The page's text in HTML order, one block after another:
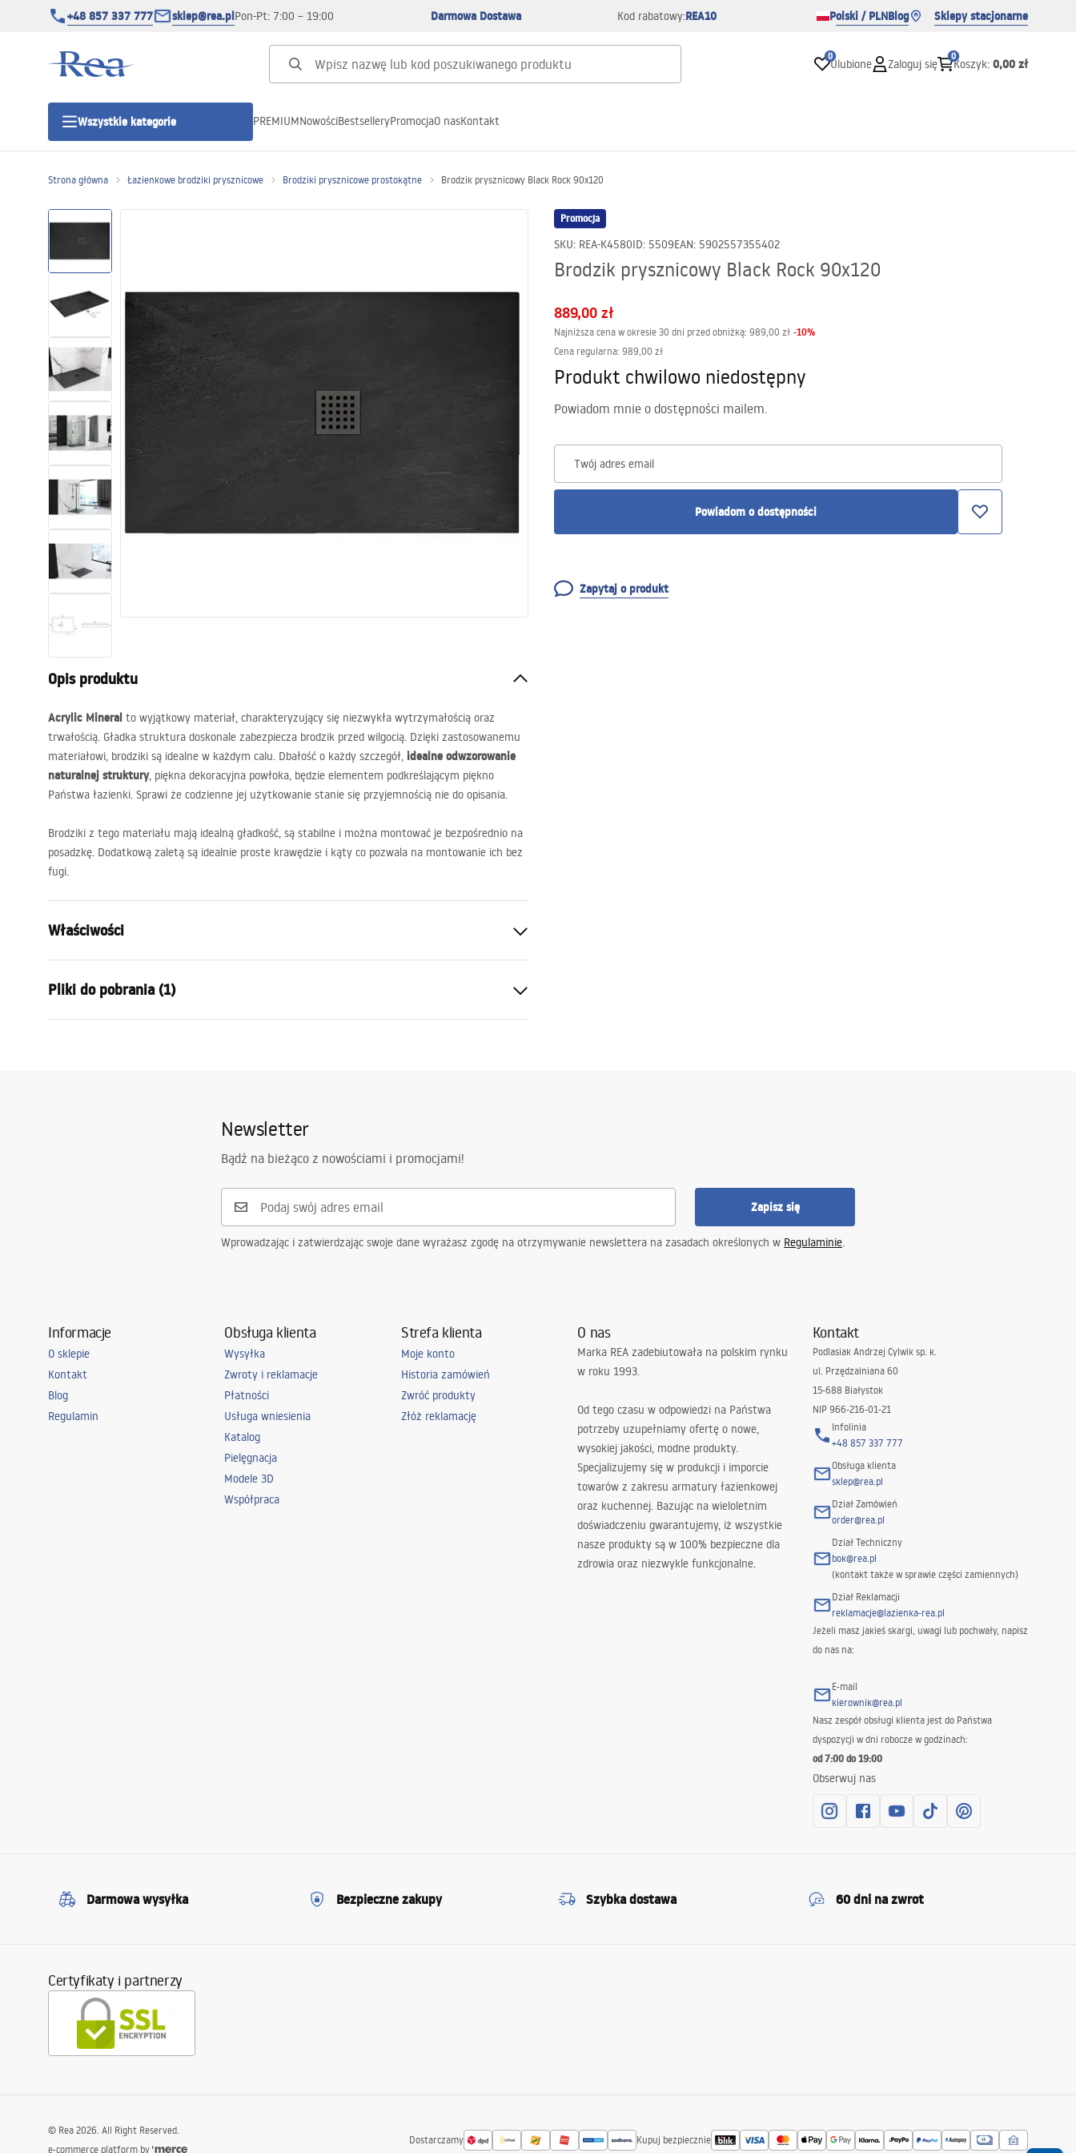
+48 857 337 777 sklep@rea.plPon-Pt: 7:00 – 19:00 Darmowa Dostawa Kod rabatowy:REA10 Polski / PLNBlog Sklepy stacjonarne
0
Ulubione Zaloguj się
0
Koszyk: 0,00 zł
Wszystkie kategorie
Kategorie produktowe
Kabiny prysznicowe
Drzwi prysznicowe
Brodziki prysznicowe
Odpływy liniowe
Toalety, ubikacje
Umywalki
Baterie
Natryski
Kuchnia
Akcesoria i meble łazienkowe
PREMIUMNowościBestselleryPromocjaO nasKontakt
Strona główna Łazienkowe brodziki prysznicowe Brodziki prysznicowe prostokątne Brodzik prysznicowy Black Rock 90x120
Promocja
SKU: REA-K4580ID: 5509EAN: 5902557355402
Brodzik prysznicowy Black Rock 90x120
889,00 zł
Najniższa cena w okresie 30 dni przed obniżką: 989,00 zł -10%
Cena regularna: 989,00 zł
Produkt chwilowo niedostępny
Powiadom mnie o dostępności mailem.
Twój adres email
Powiadom o dostępności
Zapytaj o produkt
Opis produktu
Acrylic Mineral to wyjątkowy materiał, charakteryzujący się niezwykła wytrzymałością oraz
trwałością. Gładka struktura doskonale zabezpiecza brodzik przed wilgocią. Dzięki zastosowanemu
materiałowi, brodziki są idealne w każdym calu. Dbałość o każdy szczegół, idealne odwzorowanie
naturalnej struktury, piękna dekoracyjna powłoka, będzie elementem podkreślającym piękno
Państwa łazienki. Sprawi że codzienne jej użytkowanie stanie się przyjemnością nie do opisania.
Brodziki z tego materiału mają idealną gładkość, są stabilne i można montować je bezpośrednio na
posadzkę. Dodatkową zaletą są idealnie proste krawędzie i kąty co pozwala na montowanie ich bez
fugi.
Właściwości
Materiał:
Długość:
1200mm
90
5 lat
Pliki do pobrania (1)
Newsletter
Bądź na bieżąco z nowościami i promocjami!
Zapisz się
Wprowadzając i zatwierdzając swoje dane wyrażasz zgodę na otrzymywanie newslettera na zasadach określonych w Regulaminie.
Informacje
O sklepie
Kontakt
Blog
Regulamin
Obsługa klienta
Wysyłka
Zwroty i reklamacje
Płatności
Usługa wniesienia
Katalog
Pielęgnacja
Modele 3D
Współpraca
Strefa klienta
Moje konto
Historia zamówień
Zwróć produkty
Złóż reklamację
O nas
Marka REA zadebiutowała na polskim rynku
w roku 1993.
Od tego czasu w odpowiedzi na Państwa
potrzeby uzupełniamy ofertę o nowe,
wysokiej jakości, modne produkty.
Specjalizujemy się w produkcji i imporcie
towarów z zakresu armatury łazienkowej
oraz kuchennej. Bazując na wieloletnim
doświadczeniu gwarantujemy, iż wszystkie
nasze produkty są w 100% bezpieczne dla
zdrowia oraz niezwykle funkcjonalne.
Kontakt
Podlasiak Andrzej Cylwik sp. k.
ul. Przędzalniana 60
15-688 Białystok
NIP 966-216-01-21
Infolinia
+48 857 337 777
Obsługa klienta
sklep@rea.pl
Dział Zamówień
order@rea.pl
Dział Techniczny
bok@rea.pl
(kontakt także w sprawie części zamiennych)
Dział Reklamacji
reklamacje@lazienka-rea.pl
Jeżeli masz jakieś skargi, uwagi lub pochwały, napisz
do nas na:
E-mail
kierownik@rea.pl
Nasz zespół obsługi klienta jest do Państwa
dyspozycji w dni robocze w godzinach:
od 7:00 do 19:00
Obserwuj nas
Darmowa wysyłka Bezpieczne zakupy Szybka dostawa 60 dni na zwrot
Certyfikaty i partnerzy
Dostarczamy Kupuj bezpiecznie
© Rea 2026. All Right Reserved.
e-commerce platform by